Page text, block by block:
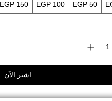
EGP 50
EGP 100
EGP 150
اشتر الآن